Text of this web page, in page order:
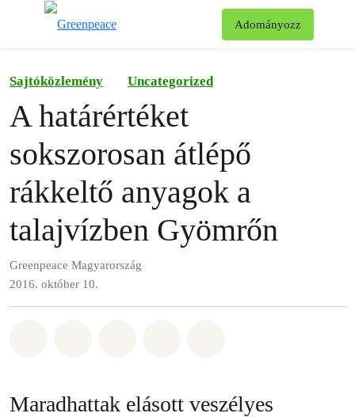
Adományozz
Sajtóközlemény Uncategorized
A határértéket
sokszorosan átlépő
rákkeltő anyagok a
talajvízben Gyömrőn
Greenpeace Magyarország
2016. október 10.
Maradhattak elásott veszélyes